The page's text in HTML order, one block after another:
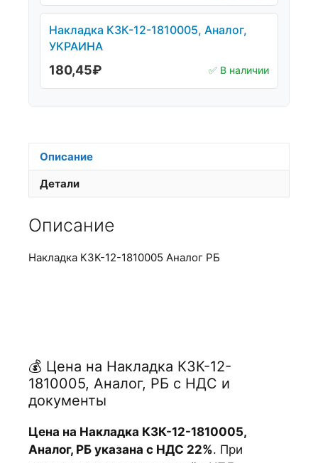
Накладка КЗК-12-1810005, Аналог,
УКРАИНА
180,45₽ ✅ В наличии
Описание
Детали
Описание
Накладка КЗК-12-1810005 Аналог РБ
💰 Цена на Накладка КЗК-12-
1810005, Аналог, РБ с НДС и
документы
Цена на Накладка КЗК-12-1810005,
Аналог, РБ указана с НДС 22%. При